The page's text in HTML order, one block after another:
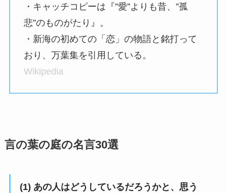
・キャッチコピーは『”愛”よりも昔、”孤
悲”のものがたり』。
・新海の初めての「恋」の物語と銘打って
おり、万葉集を引用している。
Wikipedia
言の葉の庭の名言30選
(1) あの人はどうしているだろうかと、思う